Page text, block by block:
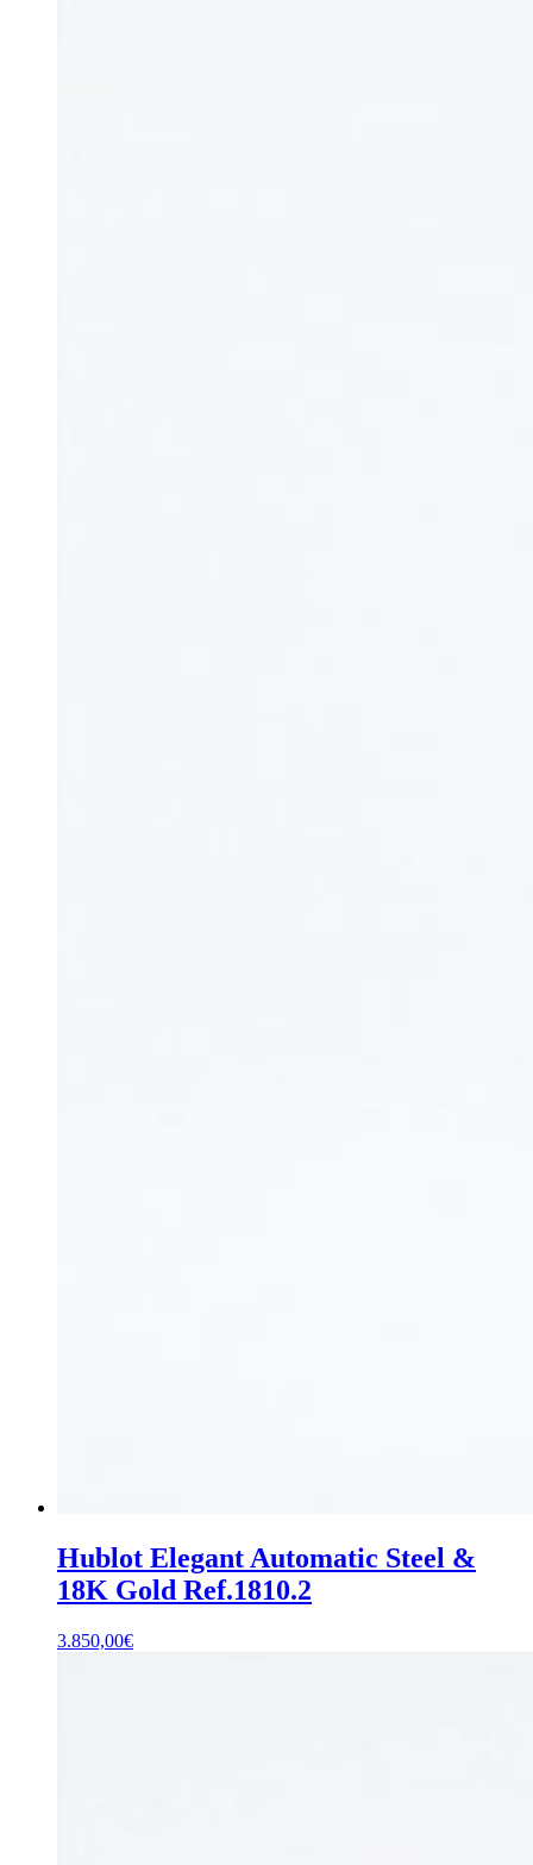
Hublot Elegant Automatic Steel &
18K Gold Ref.1810.2
3.850,00€